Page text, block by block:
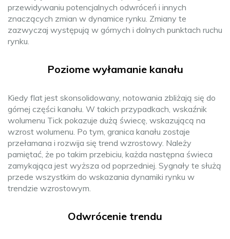
przewidywaniu potencjalnych odwróceń i innych
znaczących zmian w dynamice rynku. Zmiany te
zazwyczaj występują w górnych i dolnych punktach ruchu
rynku.
Poziome wyłamanie kanału
Kiedy flat jest skonsolidowany, notowania zbliżają się do
górnej części kanału. W takich przypadkach, wskaźnik
wolumenu Tick pokazuje dużą świecę, wskazującą na
wzrost wolumenu. Po tym, granica kanału zostaje
przełamana i rozwija się trend wzrostowy. Należy
pamiętać, że po takim przebiciu, każda następna świeca
zamykająca jest wyższa od poprzedniej. Sygnały te służą
przede wszystkim do wskazania dynamiki rynku w
trendzie wzrostowym.
Odwrócenie trendu